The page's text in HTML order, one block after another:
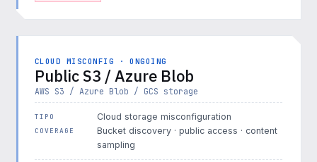
CLOUD MISCONFIG · ONGOING
Public S3 / Azure Blob
AWS S3 / Azure Blob / GCS storage
TIPO Cloud storage misconfiguration
COVERAGE
Bucket discovery · public access · content
sampling